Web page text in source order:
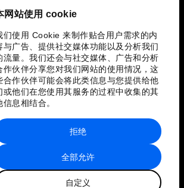
网站使用 cookie
们使用 Cookie 来制作贴合用户需求的内
与广告、提供社交媒体功能以及分析我们
流量。我们还会与社交媒体、广告和分析
作伙伴分享您对我们网站的使用情况，这
合作伙伴可能会将此类信息与您提供给他
或他们在您使用其服务的过程中收集的其
信息相结合。
全部允许
自定义
拒绝
站点地图
世界经济论坛